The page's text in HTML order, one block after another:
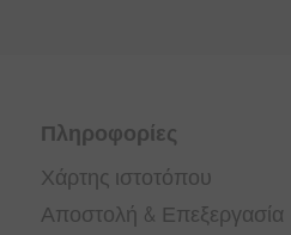
Πληροφορίες
Χάρτης ιστοτόπου
Αποστολή & Επεξεργασία